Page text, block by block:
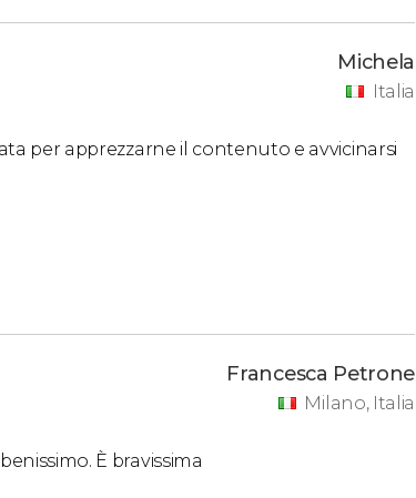
Michela
Italia
per apprezzarne il contenuto e avvicinarsi
Francesca Petrone
Milano, Italia
È bravissima